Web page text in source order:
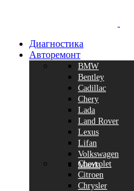
Диагностика
Авторемонт
BMW
Bentley
Cadillac
Chery
Lada
Land Rover
Lexus
Lifan
Volkswagen
Mazda
Chevrolet
Citroen
Chrysler